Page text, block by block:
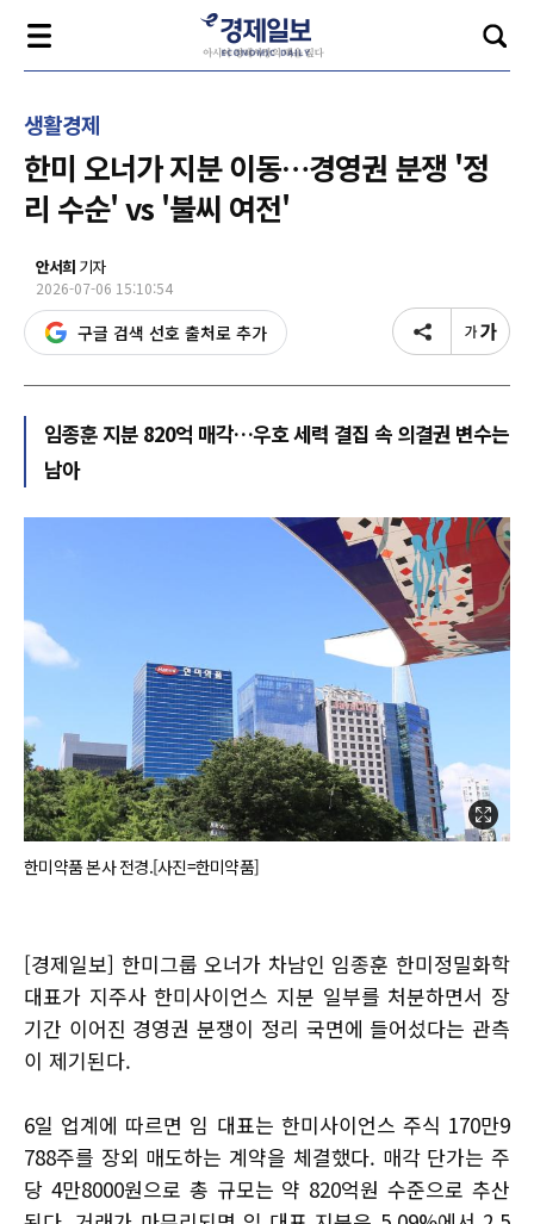
생활경제
한미 오너가 지분 이동…경영권 분쟁 '정
리 수순' vs '불씨 여전'
안서희 기자
2026-07-06 15:10:54
구글 검색 선호 출처로 추가
임종훈 지분 820억 매각…우호 세력 결집 속 의결권 변수는
남아
한미약품 본사 전경.[사진=한미약품]
[경제일보] 한미그룹 오너가 차남인 임종훈 한미정밀화학
대표가 지주사 한미사이언스 지분 일부를 처분하면서 장
기간 이어진 경영권 분쟁이 정리 국면에 들어섰다는 관측
이 제기된다.
6일 업계에 따르면 임 대표는 한미사이언스 주식 170만9
788주를 장외 매도하는 계약을 체결했다. 매각 단가는 주
당 4만8000원으로 총 규모는 약 820억원 수준으로 추산